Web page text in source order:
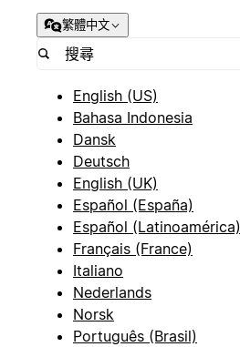
繁體中文
English (US)
Bahasa Indonesia
Dansk
Deutsch
English (UK)
Español (España)
Español (Latinoamérica)
Français (France)
Italiano
Nederlands
Norsk
Português (Brasil)